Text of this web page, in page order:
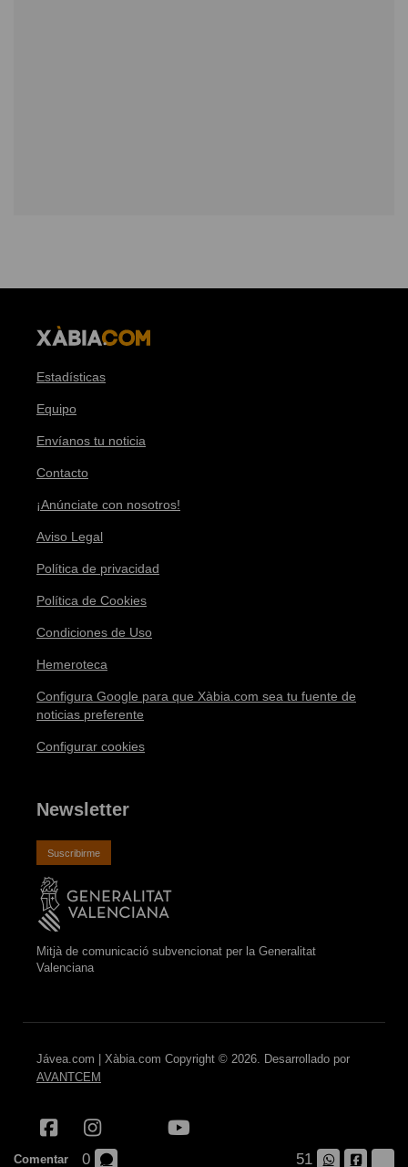
Estadísticas
Equipo
Envíanos tu noticia
Contacto
¡Anúnciate con nosotros!
Aviso Legal
Política de privacidad
Política de Cookies
Condiciones de Uso
Hemeroteca
Configura Google para que Xàbia.com sea tu fuente de
noticias preferente
Configurar cookies
Newsletter
Suscribirme
Mitjà de comunicació subvencionat per la Generalitat
Valenciana
Jávea.com | Xàbia.com Copyright © 2026. Desarrollado por
AVANTCEM
Comentar 0 51